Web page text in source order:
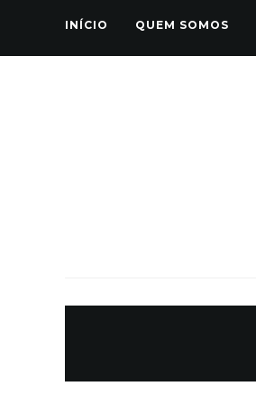
INÍCIO QUEM SOMOS